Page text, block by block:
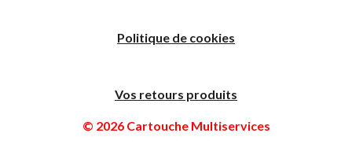
Politique de cookies
Vos retours produits
© 2026 Cartouche Multiservices